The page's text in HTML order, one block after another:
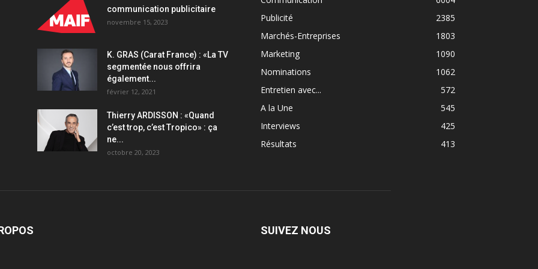
communication publicitaire
novembre 15, 2023
K. GRAS (Carat France) : «La TV
segmentée nous offrira
également...
février 12, 2021
Thierry ARDISSON : «Quand
c’est trop, c’est Tropico» : ça
ne...
octobre 20, 2023
Publicité
2385
Marchés-Entreprises
1803
Marketing
1090
Nominations
1062
Entretien avec...
572
A la Une
545
Interviews
425
Résultats
413
SUIVEZ NOUS